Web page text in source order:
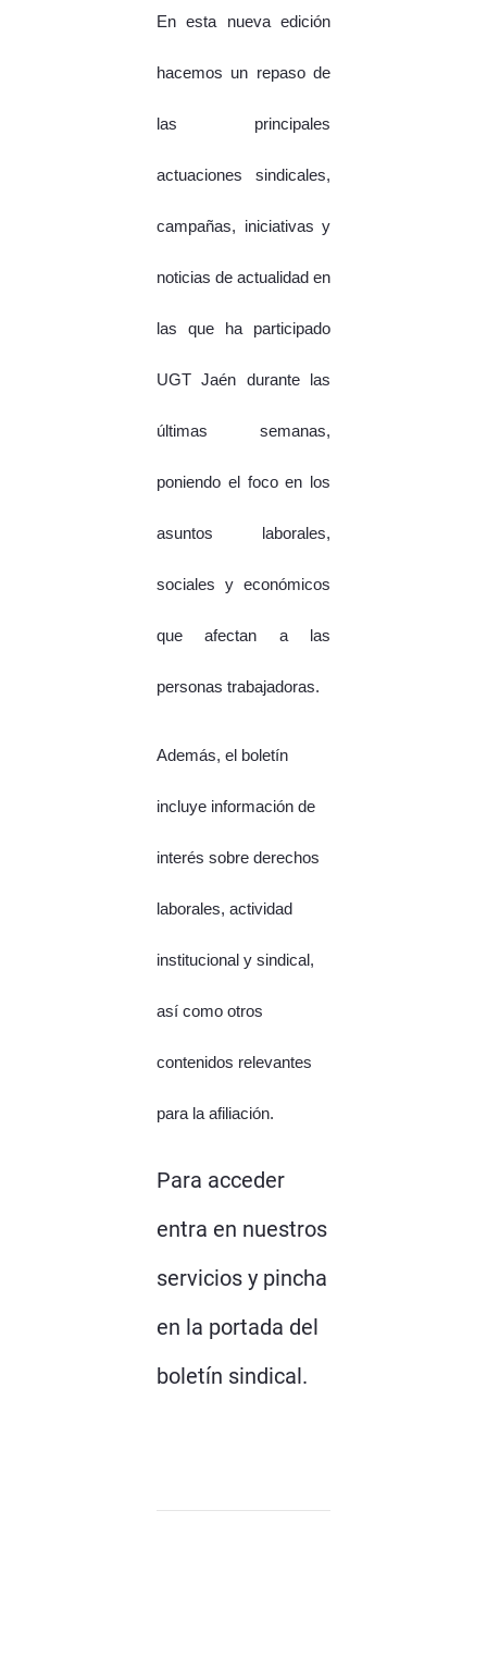
En esta nueva edición
hacemos un repaso de
las principales
actuaciones sindicales,
campañas, iniciativas y
noticias de actualidad en
las que ha participado
UGT Jaén durante las
últimas semanas,
poniendo el foco en los
asuntos laborales,
sociales y económicos
que afectan a las
personas trabajadoras.
Además, el boletín
incluye información de
interés sobre derechos
laborales, actividad
institucional y sindical,
así como otros
contenidos relevantes
para la afiliación.
Para acceder
entra en nuestros
servicios y pincha
en la portada del
boletín sindical.